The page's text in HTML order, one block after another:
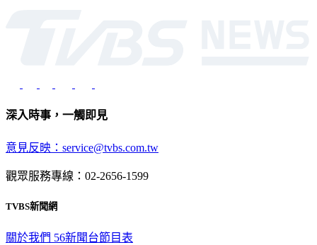
深入時事，一觸即見
意見反映：service@tvbs.com.tw
觀眾服務專線：02-2656-1599
TVBS新聞網
關於我們 56新聞台節目表